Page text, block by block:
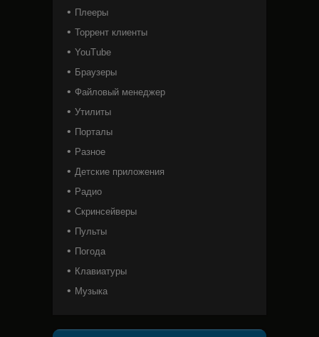
Плееры
Торрент клиенты
YouTube
Браузеры
Файловый менеджер
Утилиты
Порталы
Разное
Детские приложения
Радио
Скринсейверы
Пульты
Погода
Клавиатуры
Музыка